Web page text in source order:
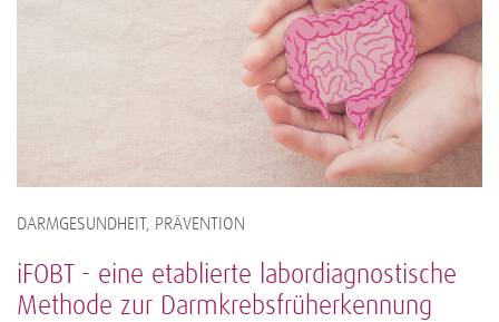
DARMGESUNDHEIT, PRÄVENTION
iFOBT - eine etablierte labordiagnostische
Methode zur Darmkrebsfrüherkennung